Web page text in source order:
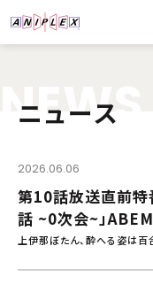
NEWS
ニュース
2026.06.06
第10話放送直前特
話 ~0次会~」
上伊那ぼたん、酔へる姿は百